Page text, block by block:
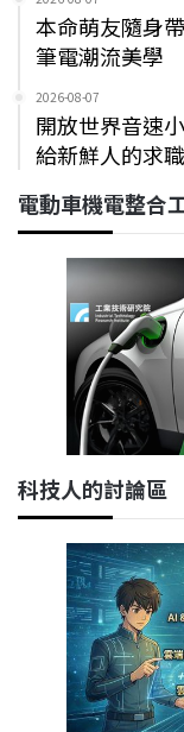
本命萌友隨身
筆電潮流美學
2026-08-07
開放世界音速
給新鮮人的求
電動車機電整合
科技人的討論區